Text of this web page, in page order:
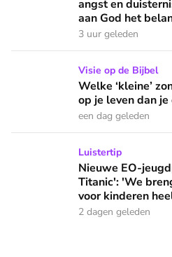
angst en
aan God het
3 uur geleden
Welke ‘kleine’ zonde heeft
Visie op de Bijbel
Welke ‘kleine’
op je leven dan je
een dag geleden
Nieuwe EO-jeugdpodcast
Luistertip
Nieuwe EO-
Titanic': 'We
voor kinderen
2 dagen geleden